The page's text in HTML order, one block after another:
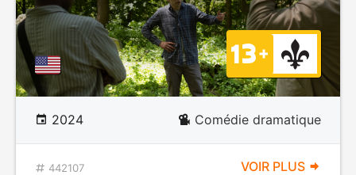
2024 Comédie dramatique
442107 VOIR PLUS